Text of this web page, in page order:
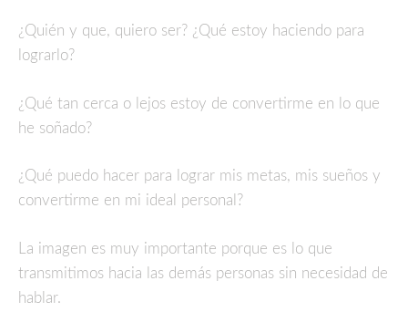
¿Quién y que, quiero ser? ¿Qué estoy haciendo para
lograrlo?
¿Qué tan cerca o lejos estoy de convertirme en lo que
he soñado?
¿Qué puedo hacer para lograr mis metas, mis sueños y
convertirme en mi ideal personal?
La imagen es muy importante porque es lo que
transmitimos hacia las demás personas sin necesidad de
hablar.